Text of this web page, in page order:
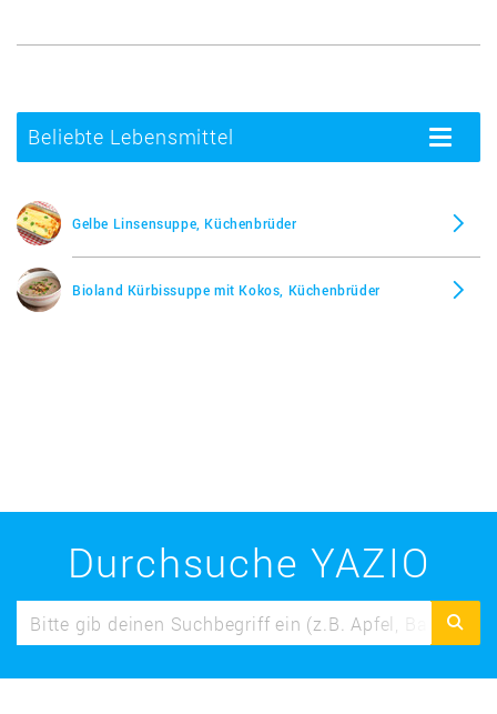
Beliebte Lebensmittel
Toggle
Gelbe Linsensuppe, Küchenbrüder
Bioland Kürbissuppe mit Kokos, Küchenbrüder
Durchsuche YAZIO